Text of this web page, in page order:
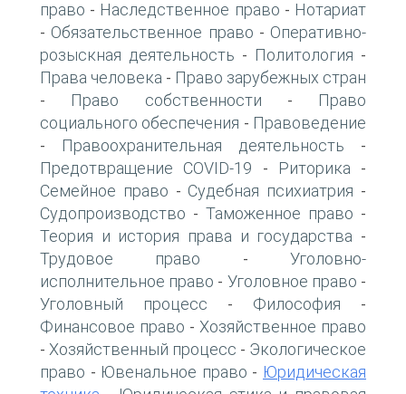
право - Наследственное право - Нотариат
- Обязательственное право - Оперативно-
розыскная деятельность - Политология -
Права человека - Право зарубежных стран
- Право собственности -
Право
социального обеспечения - Правоведение
- Правоохранительная деятельность -
Предотвращение COVID-19 - Риторика -
Семейное право - Судебная психиатрия -
Судопроизводство - Таможенное право -
Теория и история права и государства -
Трудовое право - Уголовно-
исполнительное право - Уголовное право -
Уголовный процесс - Философия -
Финансовое право - Хозяйственное право
- Хозяйственный процесс - Экологическое
право - Ювенальное право - Юридическая